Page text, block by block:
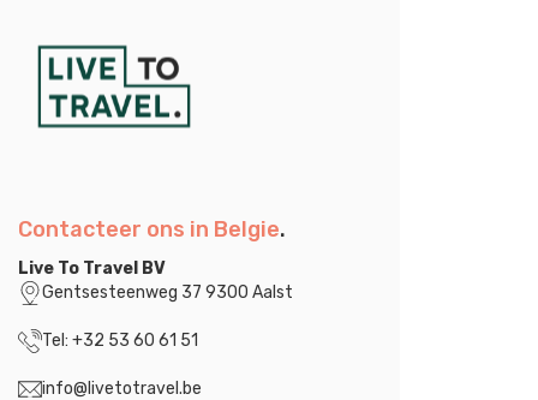
Contacteer ons in Belgie.
Live To Travel BV
Gentsesteenweg 37 9300 Aalst
Tel: +32 53 60 61 51
info@livetotravel.be